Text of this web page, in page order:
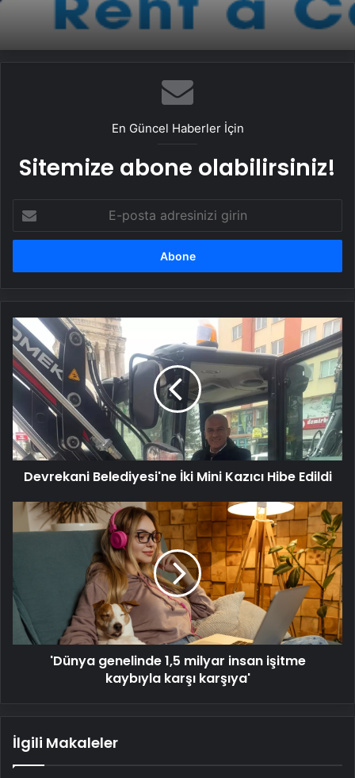
En Güncel Haberler İçin
Sitemize abone olabilirsiniz!
posta
adresinizi
Devrekani
Belediyesi'ne
İki
Mini
Kazıcı
Hibe
Edildi
Devrekani Belediyesi'ne İki Mini Kazıcı Hibe Edildi
'Dünya
genelinde
işitme
kaybıyla
karşı
karşıya'
'Dünya genelinde 1,5 milyar insan işitme
kaybıyla karşı karşıya'
İlgili Makaleler